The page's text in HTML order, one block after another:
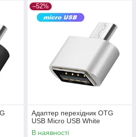
–52%
Адаптер перехідник OTG
USB Micro USB White
В наявності